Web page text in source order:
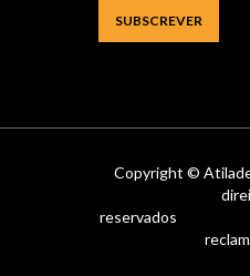
Copyright ©
reservados